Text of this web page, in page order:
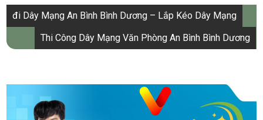
Điều
hướng
bài
đi Dây Mạng An Bình Bình Dương – Lắp Kéo Dây Mạng
Thi Công Dây Mạng Văn Phòng An Bình Bình Dương